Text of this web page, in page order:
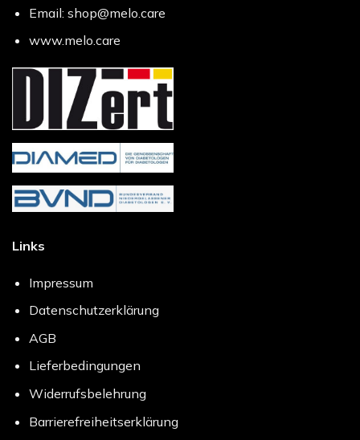
Email: shop@melo.care
www.melo.care
Links
Impressum
Datenschutzerklärung
AGB
Lieferbedingungen
Widerrufsbelehrung
Barrierefreiheitserklärung